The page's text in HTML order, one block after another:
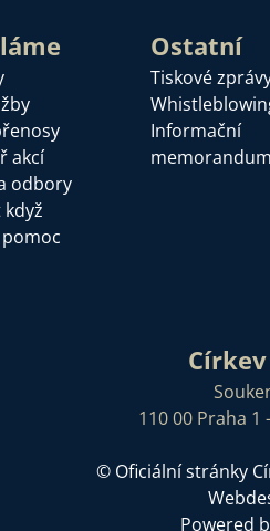
akcí
odbory
když
Ostatní
Tiskové
Informační
memorandum
110 00 Praha 1
© Oficiální stránky
Powered